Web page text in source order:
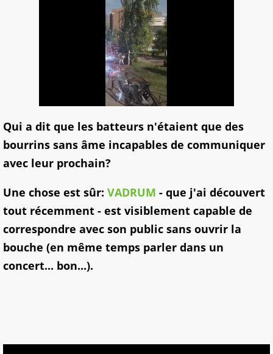
Qui a dit que les batteurs n'étaient que des
bourrins sans âme incapables de communiquer
avec leur prochain?
Une chose est sûr: VADRUM - que j'ai découvert
tout récemment - est visiblement capable de
correspondre avec son public sans ouvrir la
bouche (en même temps parler dans un
concert... bon...).